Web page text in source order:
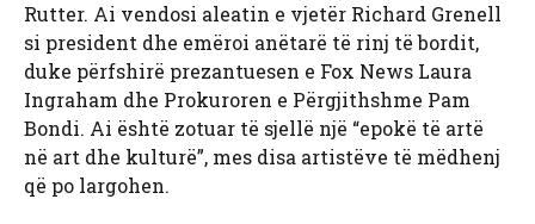
Rutter. Ai vendosi aleatin e vjetër Richard Grenell
si president dhe emëroi anëtarë të rinj të bordit,
duke përfshirë prezantuesen e Fox News Laura
Ingraham dhe Prokuroren e Përgjithshme Pam
Bondi. Ai është zotuar të sjellë një “epokë të artë
në art dhe kulturë”, mes disa artistëve të mëdhenj
që po largohen.